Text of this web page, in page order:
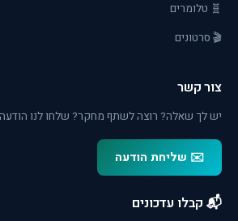
🧬 טלומרים
🎬 סרטונים
צור קשר
יש לך שאלה? רוצה לשתף מחקר? שלחו לנו
✉️ שליחת הודעה
📬 קבלו עדכונים